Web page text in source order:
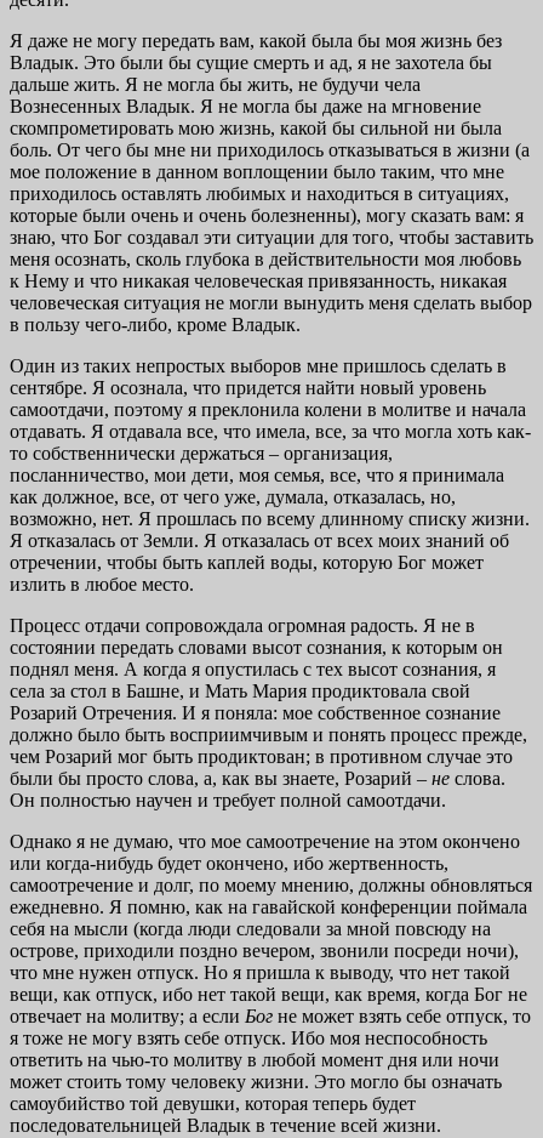
Я даже не могу передать вам, какой была бы моя жизнь без
Владык. Это были бы сущие смерть и ад, я не захотела бы
дальше жить. Я не могла бы жить, не будучи чела
Вознесенных Владык. Я не могла бы даже на мгновение
скомпрометировать мою жизнь, какой бы сильной ни была
боль. От чего бы мне ни приходилось отказываться в жизни (а
мое положение в данном воплощении было таким, что мне
приходилось оставлять любимых и находиться в ситуациях,
которые были очень и очень болезненны), могу сказать вам: я
знаю, что Бог создавал эти ситуации для того, чтобы заставить
меня осознать, сколь глубока в действительности моя любовь
к Нему и что никакая человеческая привязанность, никакая
человеческая ситуация не могли вынудить меня сделать выбор
в пользу чего-либо, кроме Владык.
Один из таких непростых выборов мне пришлось сделать в
сентябре. Я осознала, что придется найти новый уровень
самоотдачи, поэтому я преклонила колени в молитве и начала
отдавать. Я отдавала все, что имела, все, за что могла хоть как-
то собственнически держаться – организация,
посланничество, мои дети, моя семья, все, что я принимала
как должное, все, от чего уже, думала, отказалась, но,
возможно, нет. Я прошлась по всему длинному списку жизни.
Я отказалась от Земли. Я отказалась от всех моих знаний об
отречении, чтобы быть каплей воды, которую Бог может
излить в любое место.
Процесс отдачи сопровождала огромная радость. Я не в
состоянии передать словами высот сознания, к которым он
поднял меня. А когда я опустилась с тех высот сознания, я
села за стол в Башне, и Мать Мария продиктовала свой
Розарий Отречения. И я поняла: мое собственное сознание
должно было быть восприимчивым и понять процесс прежде,
чем Розарий мог быть продиктован; в противном случае это
были бы просто слова, а, как вы знаете, Розарий – не слова.
Он полностью научен и требует полной самоотдачи.
Однако я не думаю, что мое самоотречение на этом окончено
или когда-нибудь будет окончено, ибо жертвенность,
самоотречение и долг, по моему мнению, должны обновляться
ежедневно. Я помню, как на гавайской конференции поймала
себя на мысли (когда люди следовали за мной повсюду на
острове, приходили поздно вечером, звонили посреди ночи),
что мне нужен отпуск. Но я пришла к выводу, что нет такой
вещи, как отпуск, ибо нет такой вещи, как время, когда Бог не
отвечает на молитву; а если Бог не может взять себе отпуск, то
я тоже не могу взять себе отпуск. Ибо моя неспособность
ответить на чью-то молитву в любой момент дня или ночи
может стоить тому человеку жизни. Это могло бы означать
самоубийство той девушки, которая теперь будет
последовательницей Владык в течение всей жизни.